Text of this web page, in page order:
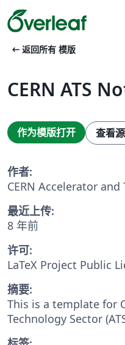
arrow_left_alt 返回所有 模版
CERN ATS
作为模版打开 查看
作者:
CERN Accelerator and
最近上传:
8 年前
许可:
LaTeX Project Public
摘要:
This is a template for
Technology Sector